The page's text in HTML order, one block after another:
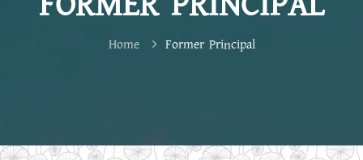
Home Former Principal